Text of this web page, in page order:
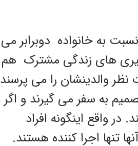
به خانواده دوبرابر می
های زندگی مشترک هم
والدینشان را می پرسند
به سفر می گیرند و اگر
واقع اینگونه افراد
تنها اجرا کننده هستند.